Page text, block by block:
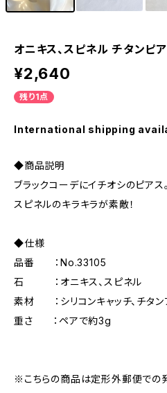
オニキス、スピネル チタン
¥2,640
残り1点
International shipping
◆商品説明
ブラックコーデにイチオシのピアス。
スピネルのキラキラが素敵！
◆仕様
品番 ：No.33105
石 ：オニキス、スピネル
素材 ：シリコンキャッチ、チタン
重さ ：ペアで約3g
※こちらの商品は定形外郵便での